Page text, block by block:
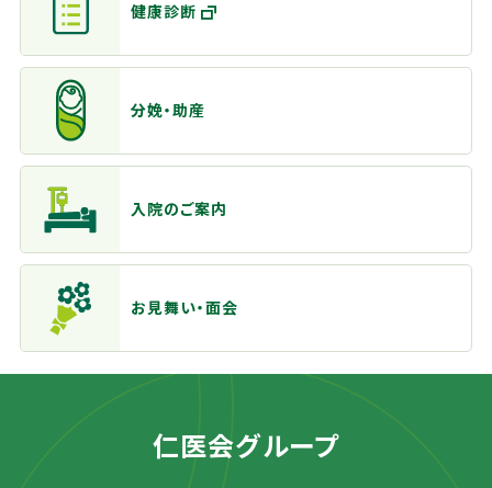
健康診断
分娩・助産
入院のご案内
お見舞い・面会
仁医会グループ